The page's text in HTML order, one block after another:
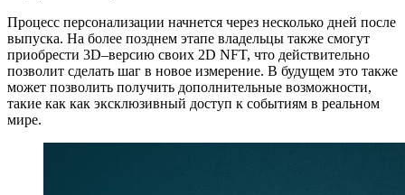
Процесс персонализации начнется через несколько дней после
выпуска. На более позднем этапе владельцы также смогут
приобрести 3D–версию своих 2D NFT, что действительно
позволит сделать шаг в новое измерение. В будущем это также
может позволить получить дополнительные возможности,
такие как как эксклюзивный доступ к событиям в реальном
мире.